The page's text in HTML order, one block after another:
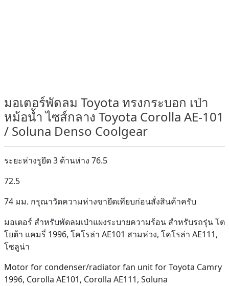
มอเตอร์พัดลม Toyota ทรงกระบอก เป่า
หม้อน้ำ ไซส์กลาง Toyota Corolla AE-101
/ Soluna Denso Coolgear
ระยะห่างรูยึด 3 ด้านห่าง 76.5
72.5
74 มม. กรุณาวัดความห่างขายึดเทียบก่อนสั่งสินค้าครับ
มอเตอร์ สำหรับพัดลมเป่าแผงระบายความร้อน สำหรับรถรุ่น โต
โยต้า แคมรี่ 1996, โคโรล่า AE101 สามห่วง, โคโรล่า AE111,
โซลูน่า
Motor for condenser/radiator fan unit for Toyota Camry
1996, Corolla AE101, Corolla AE111, Soluna